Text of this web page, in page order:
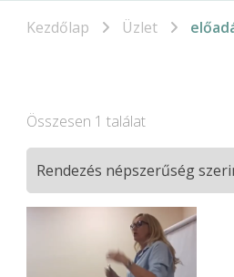
Kezdőlap Üzlet
Összesen 1 találat